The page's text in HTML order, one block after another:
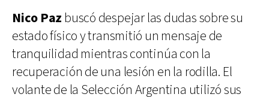
Nico Paz buscó despejar las dudas sobre su
estado físico y transmitió un mensaje de
tranquilidad mientras continúa con la
recuperación de una lesión en la rodilla. El
volante de la Selección Argentina utilizó sus